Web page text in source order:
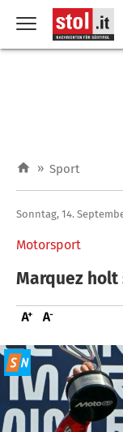
» Sport
Motorsport
Sonntag, 14.
Marquez